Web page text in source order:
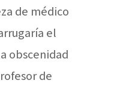
de médico
el
obscenidad
de